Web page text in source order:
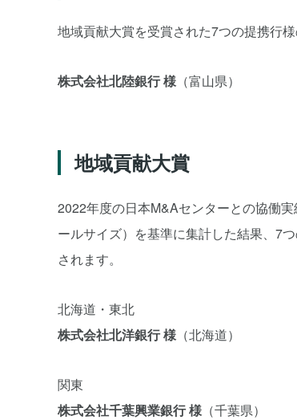
地域貢献大賞を受賞された7つの提携行
株式会社北陸銀行 様 （富山県）
地域貢献大賞
2022年度の日本M&Aセンターとの協働
ールサイズ）を基準に集計した結果、7
されます。
北海道・東北
株式会社北洋銀行 様 （北海道）
関東
株式会社千葉興業銀行 様 （千葉県）